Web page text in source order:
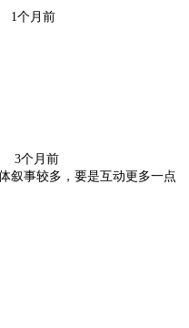
1个月前
3个月前
叙事较多，要是互动更多一点